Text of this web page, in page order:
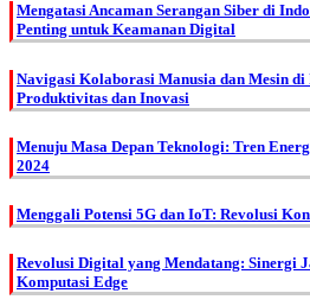
Mengatasi Ancaman Serangan Siber di
Penting untuk Keamanan Digital
Navigasi Kolaborasi Manusia dan Mesin
Produktivitas dan Inovasi
Menuju Masa Depan Teknologi: Tren
2024
Menggali Potensi 5G dan IoT: Revolusi
Revolusi Digital yang Mendatang: Sinergi
Komputasi Edge